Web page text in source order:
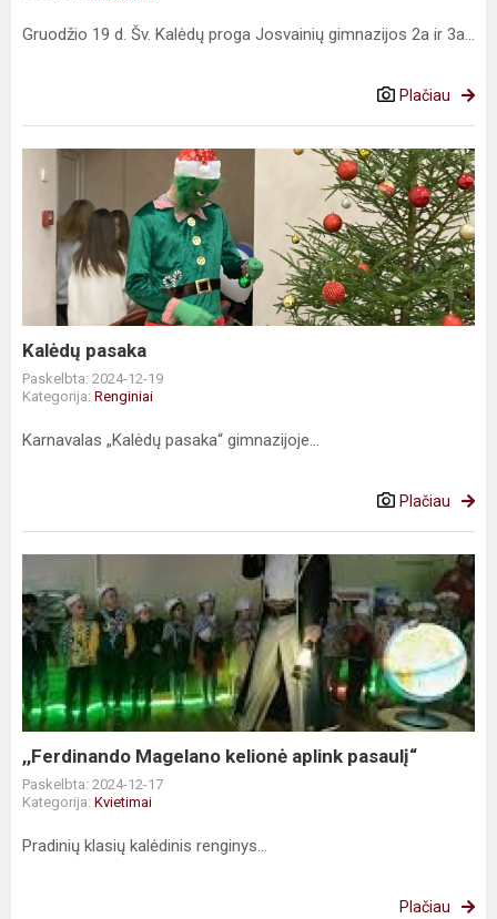
Gruodžio 19 d. Šv. Kalėdų proga Josvainių gimnazijos 2a ir 3a...
Plačiau
Kalėdų
pasaka
Kalėdų pasaka
Paskelbta: 2024-12-19
Kategorija: Renginiai
Karnavalas „Kalėdų pasaka“ gimnazijoje...
Plačiau
Magelano
kelionė
aplink
pasaulį“
,,Ferdinando Magelano kelionė aplink pasaulį“
Paskelbta: 2024-12-17
Kategorija: Kvietimai
Pradinių klasių kalėdinis renginys...
Plačiau